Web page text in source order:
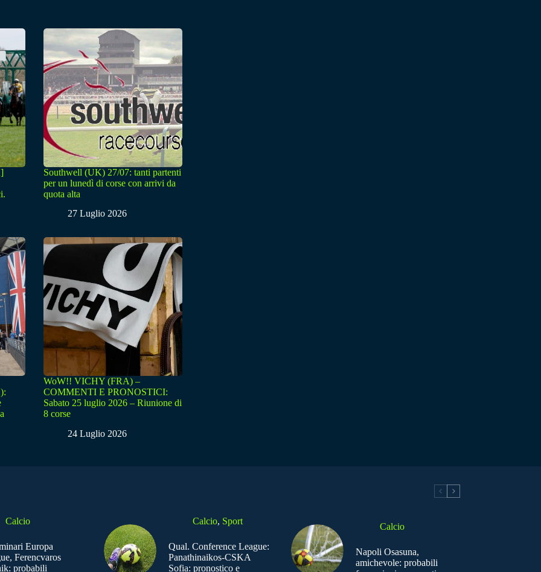
Southwell (UK) 27/07: tanti partenti
per un lunedì di corse con arrivi da
quota alta
27 Luglio 2026
WoW!! VICHY (FRA) –
COMMENTI E PRONOSTICI:
Sabato 25 luglio 2026 – Riunione di
8 corse
24 Luglio 2026
Calcio
Europa
Ferencvaros
probabili
Calcio, Sport
Qual. Conference League:
Panathinaikos-CSKA
Sofia: pronostico e
Calcio
Napoli Osasuna,
amichevole: probabili